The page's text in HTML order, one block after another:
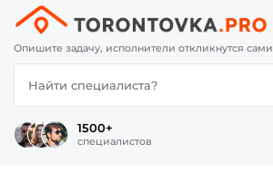
Опишите задачу, исполнители откликнутся сами
1500+
специалистов